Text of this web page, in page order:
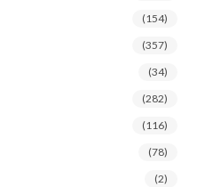
(154)
(357)
(34)
(282)
(116)
(78)
(2)